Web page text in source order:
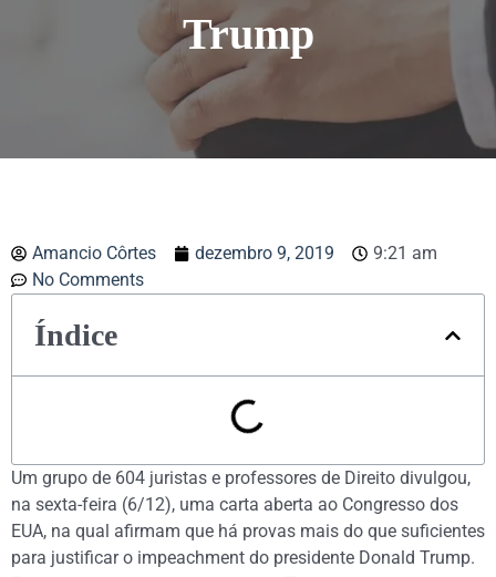
Trump
Amancio Côrtes dezembro 9, 2019
9:21 am
No Comments
Índice
Um grupo de 604 juristas e professores de Direito divulgou,
na sexta-feira (6/12), uma carta aberta ao Congresso dos
EUA, na qual afirmam que há provas mais do que suficientes
para justificar o impeachment do presidente Donald Trump.